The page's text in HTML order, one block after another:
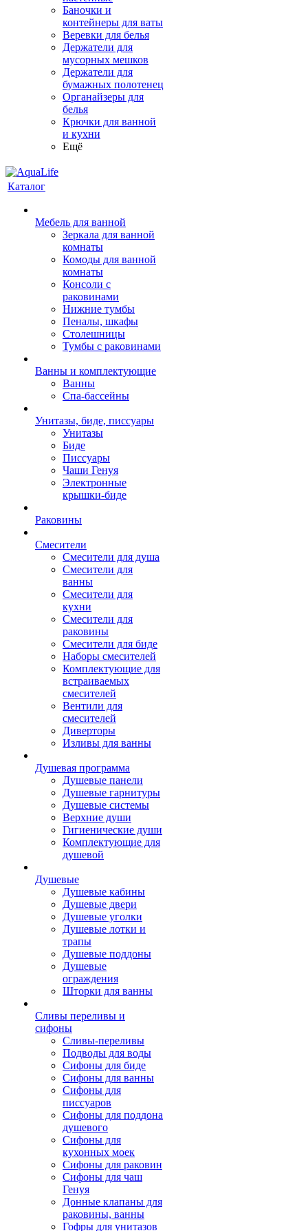
Баночки и
контейнеры для ваты
Веревки для белья
Держатели для
мусорных мешков
Держатели для
бумажных полотенец
Органайзеры для
белья
Крючки для ванной
и кухни
Ещё
Каталог
Мебель для ванной
Зеркала для ванной
комнаты
Комоды для ванной
комнаты
Консоли с
раковинами
Нижние тумбы
Пеналы, шкафы
Столешницы
Тумбы с раковинами
Ванны и комплектующие
Ванны
Спа-бассейны
Унитазы, биде, писсуары
Унитазы
Биде
Писсуары
Чаши Генуя
Электронные
крышки-биде
Раковины
Смесители
Смесители для душа
Смесители для
ванны
Смесители для
кухни
Смесители для
раковины
Смесители для биде
Наборы смесителей
Комплектующие для
встраиваемых
смесителей
Вентили для
смесителей
Диверторы
Изливы для ванны
Душевая программа
Душевые панели
Душевые гарнитуры
Душевые системы
Верхние души
Гигиенические души
Комплектующие для
душевой
Душевые
Душевые кабины
Душевые двери
Душевые уголки
Душевые лотки и
трапы
Душевые поддоны
Душевые
ограждения
Шторки для ванны
Сливы переливы и
сифоны
Сливы-переливы
Подводы для воды
Сифоны для биде
Сифоны для ванны
Сифоны для
писсуаров
Сифоны для поддона
душевого
Сифоны для
кухонных моек
Сифоны для раковин
Сифоны для чаш
Генуя
Донные клапаны для
раковины, ванны
Гофры для унитазов